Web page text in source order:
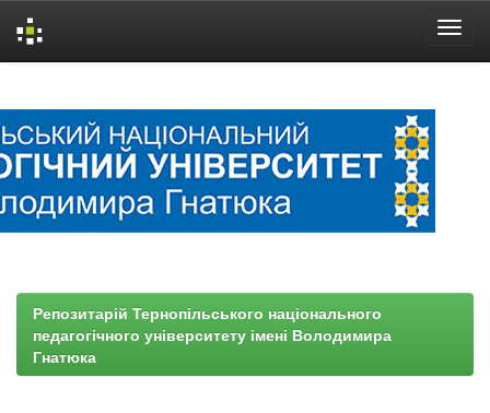
Репозитарій Тернопільського національного
педагогічного університету імені Володимира
Гнатюка